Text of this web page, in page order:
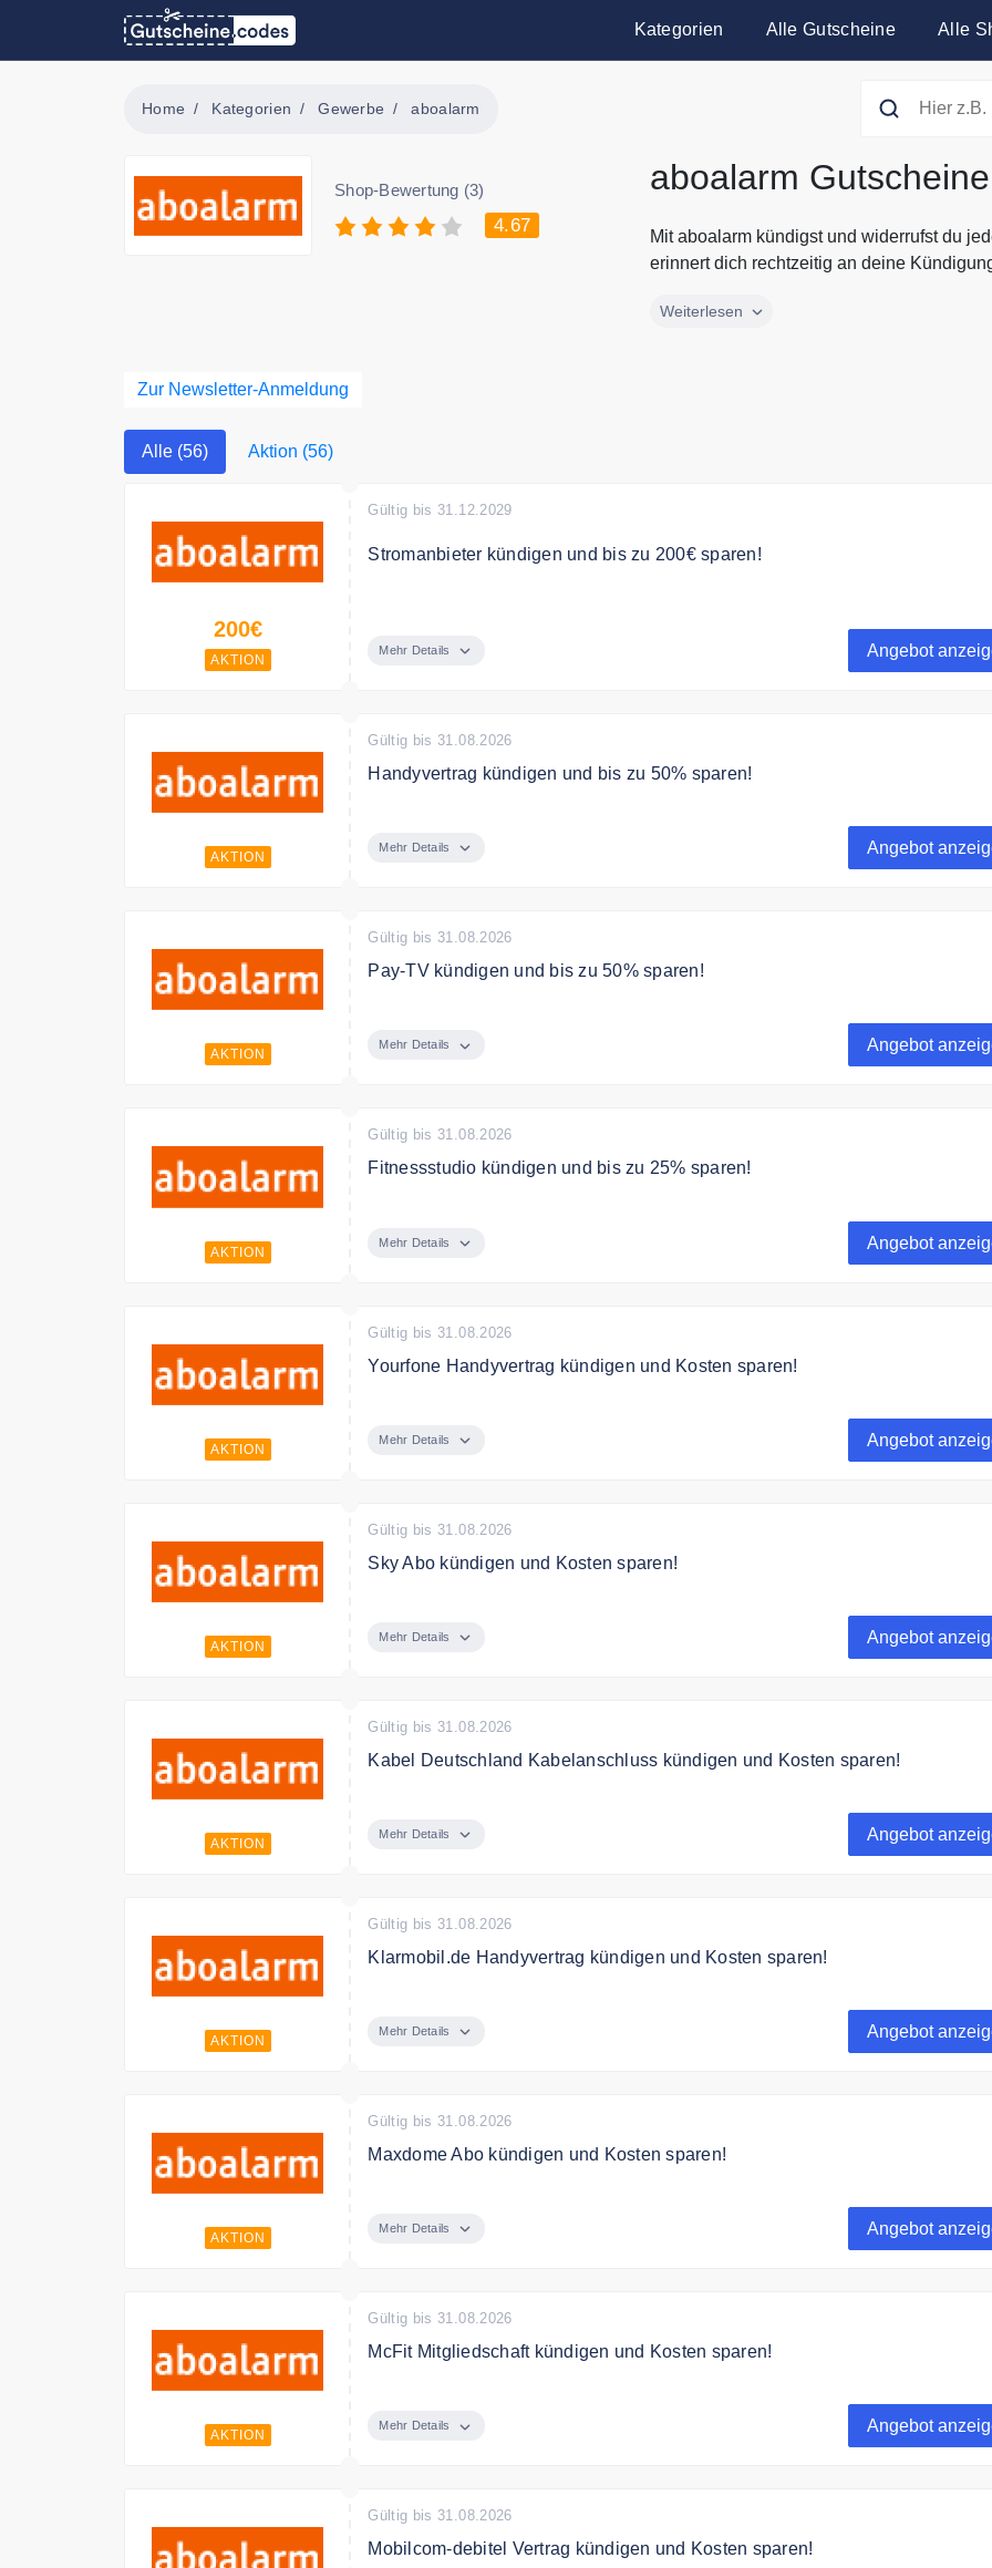
Kategorien Alle Gutscheine Alle
Home Kategorien Gewerbe aboalarm
Shop-Bewertung (3)
4.67
aboalarm Gutscheine
Mit aboalarm kündigst und widerrufst du
erinnert dich rechtzeitig an deine
Mit aboalarm kündigst und widerrufst du
Weiterlesen
Zur Newsletter-Anmeldung
Alle (56) Aktion (56)
200€
AKTION
Gültig bis 31.12.2029
Stromanbieter kündigen und bis zu 200€ sparen!
Mehr Details Angebot
AKTION
Gültig bis 31.08.2026
Handyvertrag kündigen und bis zu 50% sparen!
Mehr Details Angebot
AKTION
Gültig bis 31.08.2026
Pay-TV kündigen und bis zu 50% sparen!
Mehr Details Angebot
AKTION
Gültig bis 31.08.2026
Fitnessstudio kündigen und bis zu 25% sparen!
Mehr Details Angebot
AKTION
Gültig bis 31.08.2026
Yourfone Handyvertrag kündigen und Kosten sparen!
Mehr Details Angebot
AKTION
Gültig bis 31.08.2026
Sky Abo kündigen und Kosten sparen!
Mehr Details Angebot
AKTION
Gültig bis 31.08.2026
Kabel Deutschland Kabelanschluss kündigen und Kosten sparen!
Mehr Details Angebot
AKTION
Gültig bis 31.08.2026
Klarmobil.de Handyvertrag kündigen und Kosten sparen!
Mehr Details Angebot
AKTION
Gültig bis 31.08.2026
Maxdome Abo kündigen und Kosten sparen!
Mehr Details Angebot
AKTION
Gültig bis 31.08.2026
McFit Mitgliedschaft kündigen und Kosten sparen!
Mehr Details Angebot
Gültig bis 31.08.2026
Mobilcom-debitel Vertrag kündigen und Kosten sparen!